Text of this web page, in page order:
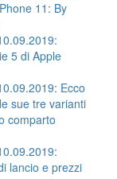
11: By
5 di Apple
Ecco
sue tre varianti
comparto
lancio e prezzi